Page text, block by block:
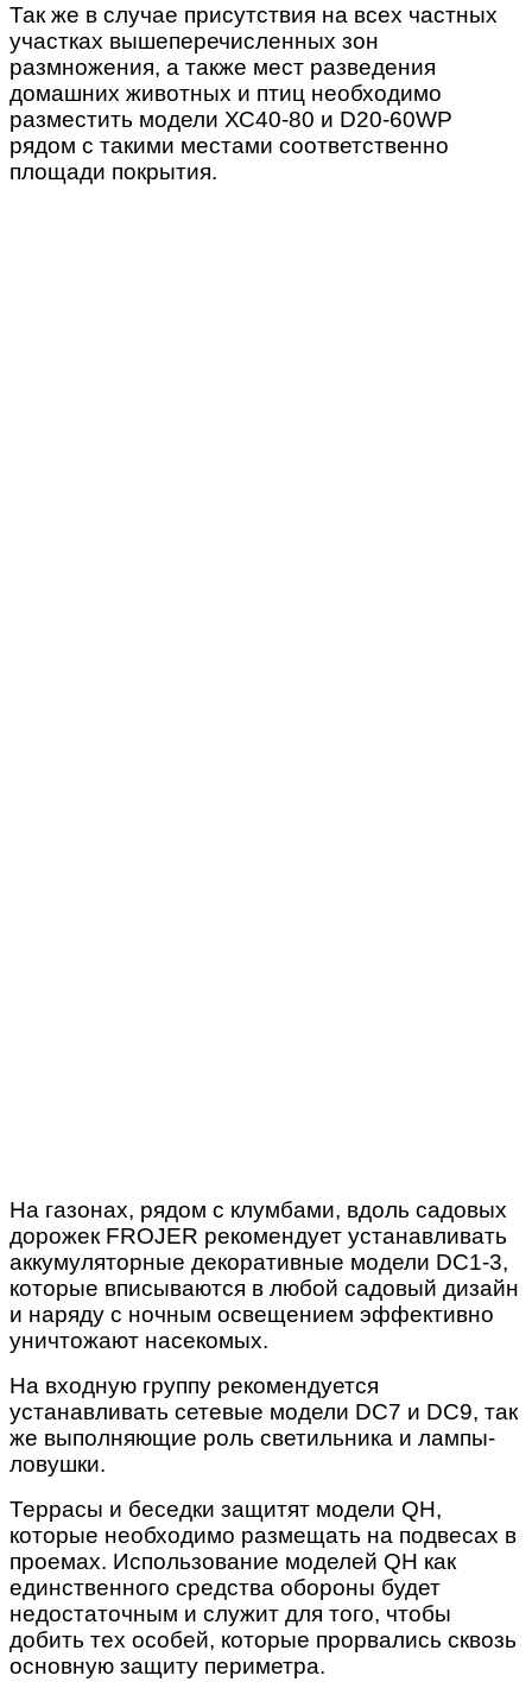
Так же в случае присутствия на всех частных
участках вышеперечисленных зон
размножения, а также мест разведения
домашних животных и птиц необходимо
разместить модели ХС40-80 и D20-60WP
рядом с такими местами соответственно
площади покрытия.
На газонах, рядом с клумбами, вдоль садовых
дорожек FROJER рекомендует устанавливать
аккумуляторные декоративные модели DC1-3,
которые вписываются в любой садовый дизайн
и наряду с ночным освещением эффективно
уничтожают насекомых.
На входную группу рекомендуется
устанавливать сетевые модели DC7 и DC9, так
же выполняющие роль светильника и лампы-
ловушки.
Террасы и беседки защитят модели QH,
которые необходимо размещать на подвесах в
проемах. Использование моделей QH как
единственного средства обороны будет
недостаточным и служит для того, чтобы
добить тех особей, которые прорвались сквозь
основную защиту периметра.